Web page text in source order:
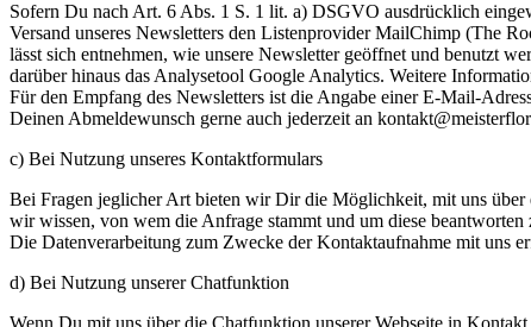
Sofern Du nach Art. 6 Abs. 1 S. 1 lit. a) DSGVO ausdrücklich
Versand unseres Newsletters den Listenprovider MailChimp (The
lässt sich entnehmen, wie unsere Newsletter geöffnet und benutzt
darüber hinaus das Analysetool Google Analytics. Weitere
Für den Empfang des Newsletters ist die Angabe einer E-Mail-
Deinen Abmeldewunsch gerne auch jederzeit an
c) Bei Nutzung unseres Kontaktformulars
Bei Fragen jeglicher Art bieten wir Dir die Möglichkeit, mit uns
wir wissen, von wem die Anfrage stammt und um diese
Die Datenverarbeitung zum Zwecke der Kontaktaufnahme mit
d) Bei Nutzung unserer Chatfunktion
Wenn Du mit uns über die Chatfunktion unserer Webseite in